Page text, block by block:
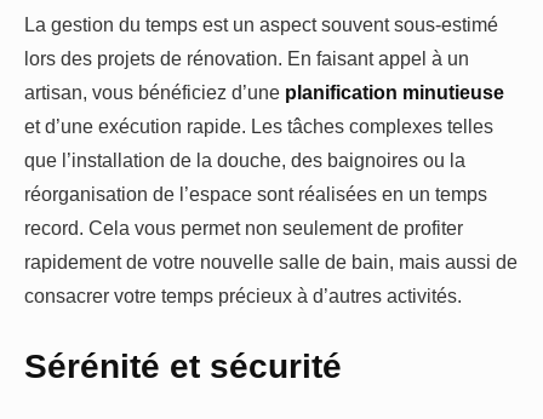
La gestion du temps est un aspect souvent sous-estimé
lors des projets de rénovation. En faisant appel à un
artisan, vous bénéficiez d’une planification minutieuse
et d’une exécution rapide. Les tâches complexes telles
que l’installation de la douche, des baignoires ou la
réorganisation de l’espace sont réalisées en un temps
record. Cela vous permet non seulement de profiter
rapidement de votre nouvelle salle de bain, mais aussi de
consacrer votre temps précieux à d’autres activités.
Sérénité et sécurité